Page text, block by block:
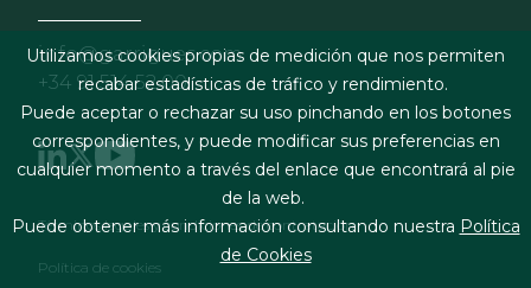
info@garrigues.com
+34 91 514 52 00
Footer menu
Términos legales y condiciones de contratación
Política de cookies
Utilizamos cookies propias de medición que nos permiten
recabar estadísticas de tráfico y rendimiento.
Puede aceptar o rechazar su uso pinchando en los botones
correspondientes, y puede modificar sus preferencias en
cualquier momento a través del enlace que encontrará al pie
de la web.
Puede obtener más información consultando nuestra Política
de Cookies